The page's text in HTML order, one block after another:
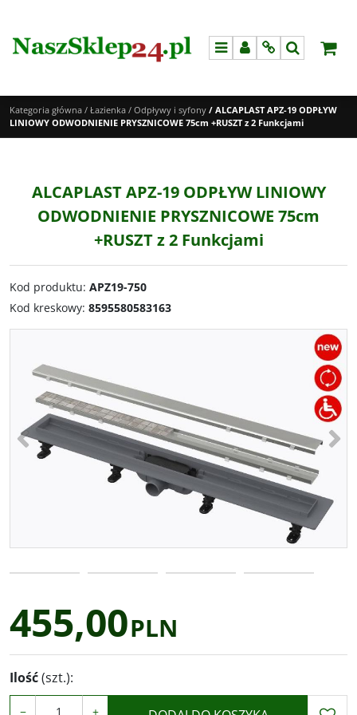
MenuPanelInfoSzukaj
Kategoria główna / Łazienka / Odpływy i syfony / ALCAPLAST APZ-19 ODPŁYW
LINIOWY ODWODNIENIE PRYSZNICOWE 75cm +RUSZT z 2 Funkcjami
ALCAPLAST APZ-19 ODPŁYW LINIOWY
ODWODNIENIE PRYSZNICOWE 75cm
+RUSZT z 2 Funkcjami
Kod produktu: APZ19-750
Kod kreskowy: 8595580583163
<
455,00PLN
Ilość(szt.):
− +